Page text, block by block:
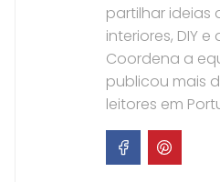
partilhar ideias
interiores, DIY
Coordena a
publicou mais
leitores em